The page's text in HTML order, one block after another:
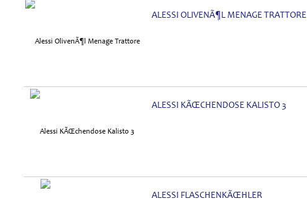
ALESSI OLIVENÃ¶L MENAGE TRATTORE
ALESSI KÃŒCHENDOSE KALISTO 3
ALESSI FLASCHENKÃŒHLER